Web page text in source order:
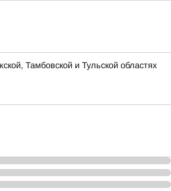
Тамбовской и Тульской областях